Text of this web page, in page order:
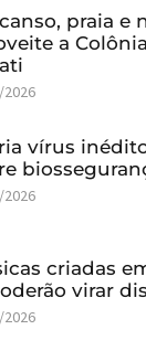
praia e
a
vírus
criadas
virar